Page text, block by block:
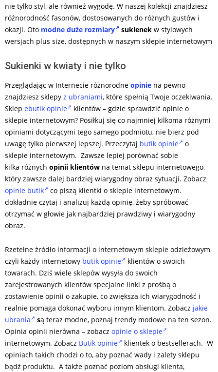
nie tylko styl, ale również wygodę. W naszej kolekcji znajdziesz
różnorodność fasonów, dostosowanych do różnych gustów i
okazji. Oto modne duże rozmiary sukienek w stylowych
wersjach plus size, dostępnych w naszym sklepie internetowym
Sukienki w kwiaty i nie tylko
Przeglądając w Internecie różnorodne opinie na pewno
znajdziesz sklepy z ubraniami, które spełnią Twoje oczekiwania.
Sklep ebutik opinie
klientów – gdzie sprawdzić opinie o
sklepie internetowym? Posiłkuj się co najmniej kilkoma różnymi
opiniami dotyczącymi tego samego podmiotu, nie bierz pod
uwagę tylko pierwszej lepszej. Przeczytaj butik opinie
o
sklepie internetowym. Zawsze lepiej porównać sobie
kilka różnych opinii klientów na temat sklepu internetowego,
który zawsze dalej bardziej wiarygodny obraz sytuacji. Zobacz
opinie butik
co piszą klientki o sklepie internetowym.
dokładnie czytaj i analizuj każdą opinię, żeby spróbować
otrzymać w głowie jak najbardziej prawdziwy i wiarygodny
obraz.
Rzetelne źródło informacji o internetowym sklepie odzieżowym
czyli każdy internetowy butik opinie
klientów o swoich
towarach. Dziś wiele sklepów wysyła do swoich
zarejestrowanych klientów specjalne linki z prośbą o
zostawienie opinii o zakupie, co zwiększa ich wiarygodność i
realnie pomaga dokonać wyboru innym klientom. Zobacz jakie
ubrania
są teraz modne, poznaj trendy modowe na ten sezon.
Opinia opinii nierówna – zobacz opinie o sklepie
internetowym. Zobacz Butik opinie
klientek o bestsellerach. W
opiniach takich chodzi o to, aby poznać wady i zalety sklepu
bądź produktu. A także poznać poziom obsługi klienta,